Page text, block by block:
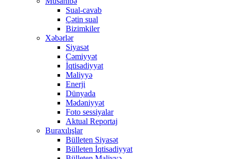
Sual-cavab
Çətin sual
Bizimkiler
Xəbərlər
Siyasət
Cəmiyyət
İqtisadiyyat
Maliyyə
Enerji
Dünyada
Mədəniyyət
Foto sessiyalar
Aktual Reportaj
Buraxılışlar
Bülleten Siyasət
Bülleten İqtisadiyyat